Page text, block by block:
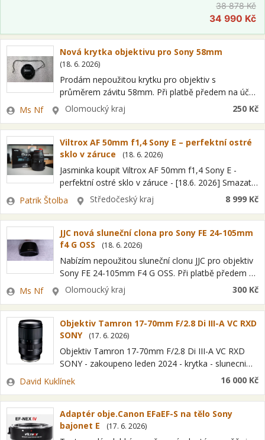
2,36 Mpx, výklopný dotykový displej, video ve 4K.
38 878 Kč
34 990 Kč
Nová krytka objektivu pro Sony 58mm
(18. 6. 2026)
Prodám nepoužitou krytku pro objektiv s
průměrem závitu 58mm. Při platbě předem na účet
zašlu na Zásilkovnu, poštovné 95 Kč. Dobírka na
Zásilkovnu po zaplacení poštovného 120 Kč…
Zadavatel
Ms Nf Lokalita
Olomoucký kraj 250 Kč
Viltrox AF 50mm f1,4 Sony E – perfektní ostré
sklo v záruce
(18. 6. 2026)
Jasminka koupit Viltrox AF 50mm f1,4 Sony E -
perfektní ostré sklo v záruce - [18.6. 2026] Smazat/
Upravit/ Topovat Viltrox AF 50mm f1,4 Sony E -
perfektní…
Zadavatel
Patrik Štolba LokalitaStředočeský kraj 8 999 Kč
JJC nová sluneční clona pro Sony FE 24-105mm
f4 G OSS
(18. 6. 2026)
Nabízím nepoužitou sluneční clonu JJC pro objektiv
Sony FE 24-105mm F4 G OSS. Při platbě předem na
účet zašlu na Zásilkovnu, poštovné 95 Kč. Dobírka
na Zásilkovnu po…
Zadavatel
Ms Nf Lokalita
Olomoucký kraj 300 Kč
Objektiv Tamron 17-70mm F/2.8 Di III-A VC RXD
SONY
(17. 6. 2026)
Objektiv Tamron 17-70mm F/2.8 Di III-A VC RXD
SONY - zakoupeno leden 2024 - krytka - slunecni
clona - ND filtr ND-ND1000 Gobe - CPL filtr Gobe -
…
Zadavatel
David Kuklínek 16 000 Kč
Adaptér obje.Canon EFaEF-S na tělo Sony
bajonet E
(17. 6. 2026)